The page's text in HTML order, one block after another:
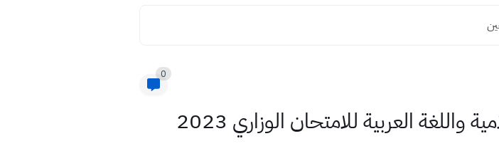
0
نموذجان شاملان اسئلة دمج التربية الإسلامية واللغة العربية للامتحان الوزاري 2023